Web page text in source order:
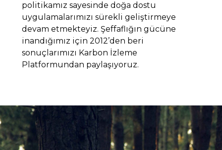
politikamız sayesinde doğa dostu
uygulamalarımızı sürekli geliştirmeye
devam etmekteyiz. Şeffaflığın gücüne
inandığımız için 2012’den beri
sonuçlarımızı Karbon İzleme
Platformundan paylaşıyoruz.